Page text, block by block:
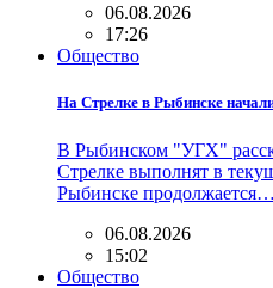
06.08.2026
17:26
Общество
На Стрелке в Рыбинске
В Рыбинском "УГХ"
Стрелке выполнят в
Рыбинске продолжается…
06.08.2026
15:02
Общество